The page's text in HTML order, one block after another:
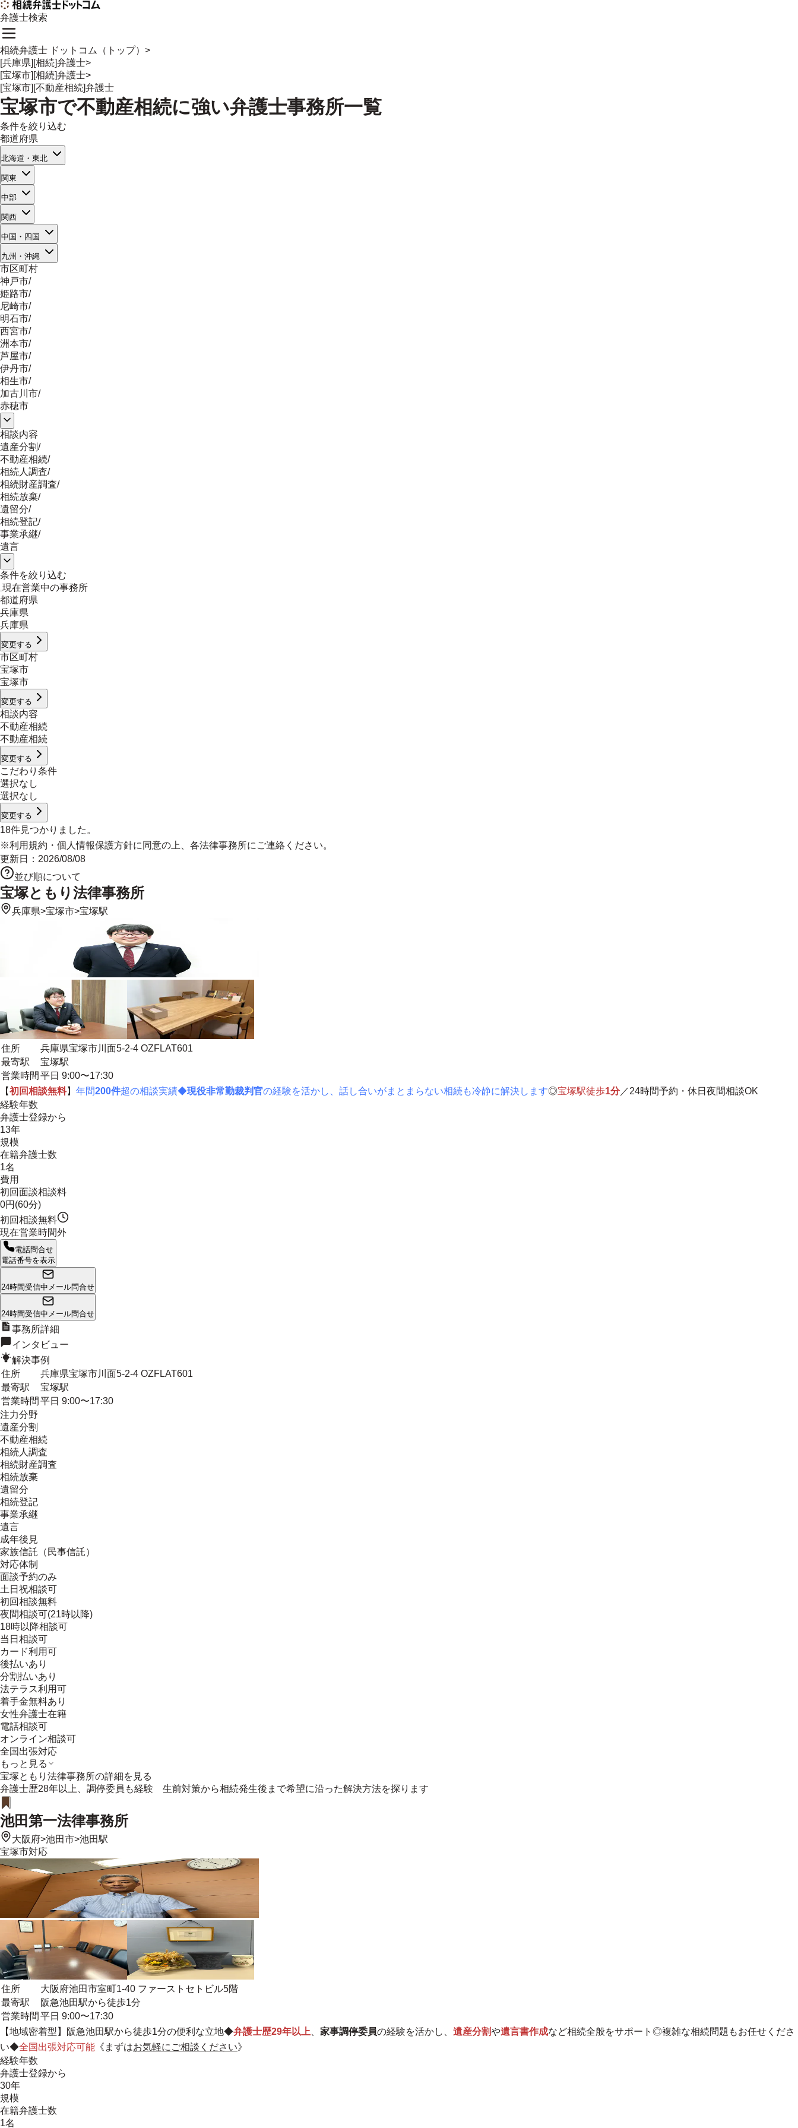
弁護士検索
相続弁護士 ドットコム（トップ） >
[兵庫県][相続]弁護士>
[宝塚市][相続]弁護士>
[宝塚市][不動産相続]弁護士
宝塚市で不動産相続に強い弁護士事務所一覧
条件を絞り込む
都道府県
北海道・東北
関東
中部
関西
中国・四国
九州・沖縄
市区町村
神戸市/
姫路市/
尼崎市/
明石市/
西宮市/
洲本市/
芦屋市/
伊丹市/
相生市/
加古川市/
赤穂市
相談内容
遺産分割/
不動産相続/
相続人調査/
相続財産調査/
相続放棄/
遺留分/
相続登記/
事業承継/
遺言
条件を絞り込む
現在営業中の事務所
都道府県
兵庫県
兵庫県
変更する
市区町村
宝塚市
宝塚市
変更する
相談内容
不動産相続
不動産相続
変更する
こだわり条件
選択なし
選択なし
変更する
18件見つかりました。
※利用規約 ・ 個人情報保護方針に同意の上、各法律事務所にご連絡ください。
更新日： 2026/08/08
並び順について
宝塚ともり法律事務所
兵庫県>宝塚市>宝塚駅
住所
兵庫県宝塚市川面5-2-4 OZFLAT601
最寄駅
宝塚駅
営業時間 平日 9:00〜17:30
【初回相談無料】 年間200件超の相談実績◆現役非常勤裁判官の経験を活かし、話し合いがまとまらない相続も冷静に解決します◎宝塚駅徒歩1分／24時間予約・休日夜間相談OK
経験年数
弁護士登録から
13年
規模
在籍弁護士数
1名
費用
初回面談相談料
0円(60分)
初回相談無料
現在営業時間外
電話問合せ
電話番号を表示
24時間受信中 メール問合せ
24時間受信中 メール問合せ
事務所詳細
インタビュー
解決事例
住所
兵庫県宝塚市川面5-2-4 OZFLAT601
最寄駅
宝塚駅
営業時間 平日 9:00〜17:30
注力分野
遺産分割
不動産相続
相続人調査
相続財産調査
相続放棄
遺留分
相続登記
事業承継
遺言
成年後見
家族信託（民事信託）
対応体制
面談予約のみ
土日祝相談可
初回相談無料
夜間相談可(21時以降)
18時以降相談可
当日相談可
カード利用可
後払いあり
分割払いあり
法テラス利用可
着手金無料あり
女性弁護士在籍
電話相談可
オンライン相談可
全国出張対応
もっと見る
宝塚ともり法律事務所の詳細を見る
弁護士歴28年以上、調停委員も経験 生前対策から相続発生後まで希望に沿った解決方法を探ります
池田第一法律事務所
大阪府>池田市>池田駅
宝塚市対応
住所
大阪府池田市室町1-40 ファーストセトビル5階
最寄駅
阪急池田駅から徒歩1分
営業時間 平日 9:00〜17:30
【地域密着型 】阪急池田駅から徒歩1分の便利な立地◆弁護士歴29年以上 家事調停委員の経験を活かし、 遺産分割や遺言書作成など相続全般をサポート◎複雑な相続問題もお任せくださ
い◆全国出張対応可能 《まずはお気軽にご相談ください》
経験年数
弁護士登録から
30年
規模
在籍弁護士数
1名